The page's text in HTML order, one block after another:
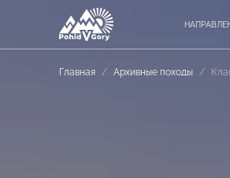
Главная / Архивные походы /